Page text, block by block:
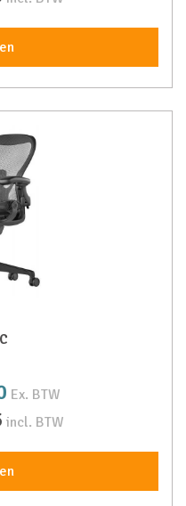
Ex. BTW
incl. BTW